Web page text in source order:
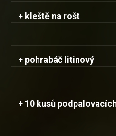
+ kleště na rošt
+ pohrabáč litinový
+ 10 kusů